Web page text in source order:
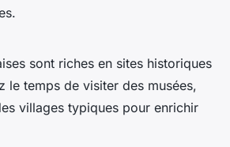
sont riches en sites historiques
le temps de visiter des musées,
villages typiques pour enrichir